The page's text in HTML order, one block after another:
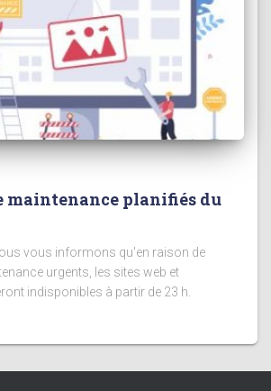
maintenance planifiés du
vous informons qu'en raison de
urgents, les sites web et
indisponibles à partir de 23 h.